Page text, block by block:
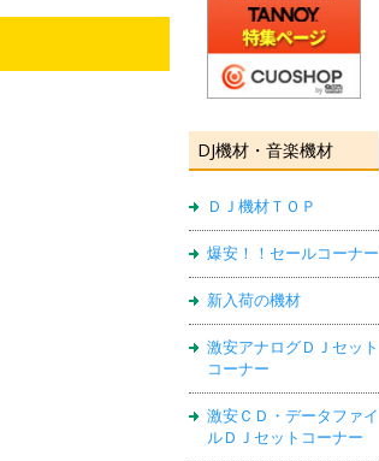
DJ機材・音楽機材
ＤＪ機材ＴＯＰ
爆安！！セールコーナー
新入荷の機材
激安アナログＤＪセット
コーナー
激安ＣＤ・データファイ
ルＤＪセットコーナー